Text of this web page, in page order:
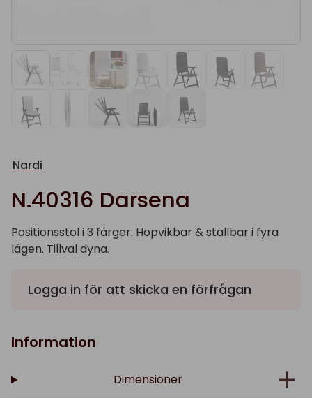
Nardi
N.40316 Darsena
Positionsstol i 3 färger. Hopvikbar & ställbar i fyra
lägen. Tillval dyna.
Logga in för att skicka en förfrågan
Information
Dimensioner